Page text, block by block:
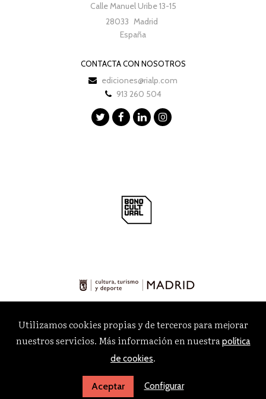
Calle Manuel Uribe 13-15
28033 Madrid
España
CONTACTA CON NOSOTROS
ediciones@rialp.com
913 260 504
Utilizamos cookies propias y de terceros para mejorar
nuestros servicios. Más información en nuestrapolítica
de cookies.
Aceptar Configurar